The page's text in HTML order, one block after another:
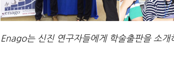
Enago는 신진 연구자들에게 학술출판을 소개